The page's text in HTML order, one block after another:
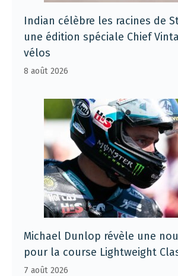
Indian célèbre les racines de
une édition spéciale Chief
vélos
8 août 2026
Michael Dunlop révèle une
pour la course Lightweight
7 août 2026